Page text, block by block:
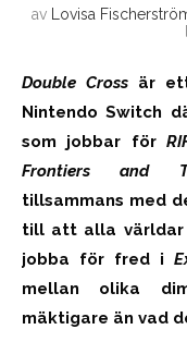
av Lovisa
Double Cross är
Nintendo Switch
som jobbar för
Frontiers and
tillsammans med
till att alla världar
jobba för fred i
mellan olika
mäktigare än vad